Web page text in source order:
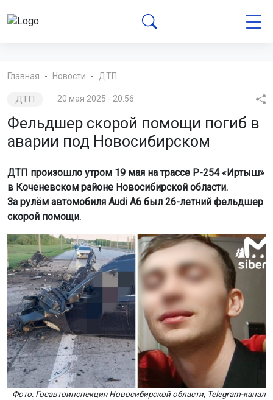
Главная Новости ДТП
ДТП 20 мая 2025 - 20:56
Фельдшер скорой помощи погиб в
аварии под Новосибирском
ДТП произошло утром 19 мая на трассе Р-254 «Иртыш»
в Коченевском районе Новосибирской области.
За рулём автомобиля Audi A6 был 26-летний фельдшер
скорой помощи.
Фото: Госавтоинспекция Новосибирской области, Telegram-канал